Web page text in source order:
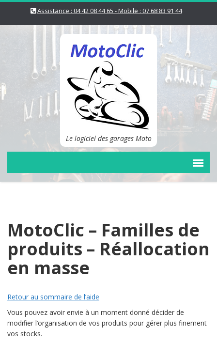
Assistance : 04 42 08 44 65 - Mobile : 07 68 83 91 44
Le logiciel des garages Moto
MotoClic – Familles de
produits – Réallocation
en masse
Retour au sommaire de l’aide
Vous pouvez avoir envie à un moment donné décider de
modifier l’organisation de vos produits pour gérer plus finement
vos stocks.